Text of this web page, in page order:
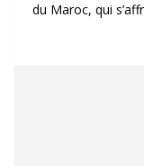
du Maroc, qui